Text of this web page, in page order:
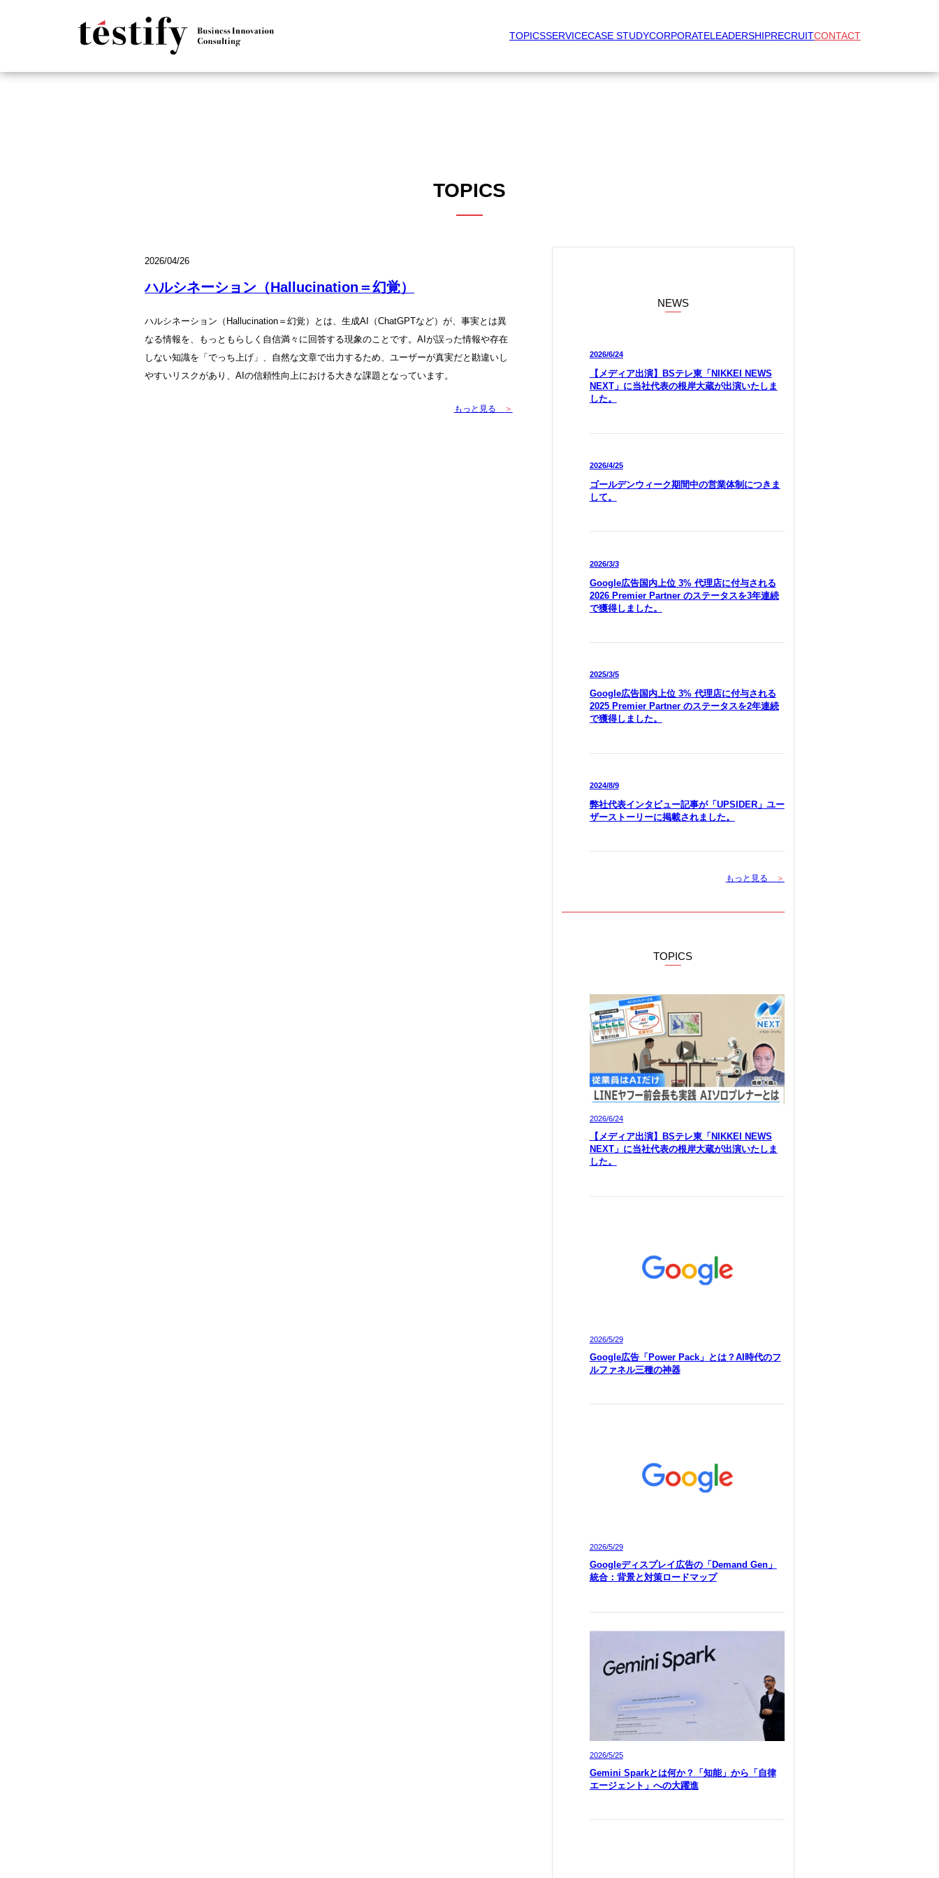
TOPICSSERVICECASE STUDYCORPORATELEADERSHIPRECRUITCONTACT
TOPICS
2026/04/26
ハルシネーション（Hallucination＝幻覚）
ハルシネーション（Hallucination＝幻覚）とは、生成AI（ChatGPTなど）が、事実とは異
なる情報を、もっともらしく自信満々に回答する現象のことです。AIが誤った情報や存在
しない知識を「でっち上げ」、自然な文章で出力するため、ユーザーが真実だと勘違いし
やすいリスクがあり、AIの信頼性向上における大きな課題となっています。
もっと見る ＞
NEWS
2026/6/24
【メディア出演】BSテレ東「NIKKEI NEWS
NEXT」に当社代表の根岸大蔵が出演いたしま
した。
2026/4/25
ゴールデンウィーク期間中の営業体制につきま
して。
2026/3/3
Google広告国内上位 3% 代理店に付与される
2026 Premier Partner のステータスを3年連続
で獲得しました。
2025/3/5
Google広告国内上位 3% 代理店に付与される
2025 Premier Partner のステータスを2年連続
で獲得しました。
2024/8/9
弊社代表インタビュー記事が「UPSIDER」ユー
ザーストーリーに掲載されました。
もっと見る ＞
TOPICS
2026/6/24
【メディア出演】BSテレ東「NIKKEI NEWS
NEXT」に当社代表の根岸大蔵が出演いたしま
した。
2026/5/29
Google広告「Power Pack」とは？AI時代のフ
ルファネル三種の神器
2026/5/29
Googleディスプレイ広告の「Demand Gen」
統合：背景と対策ロードマップ
2026/5/25
Gemini Sparkとは何か？「知能」から「自律
エージェント」への大躍進